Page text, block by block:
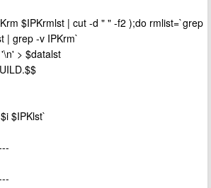
$IPKrmlst | cut -d " " -f2 );do rmlist=`grep
| grep -v IPKrm`
> $datalst
$IPKlst`